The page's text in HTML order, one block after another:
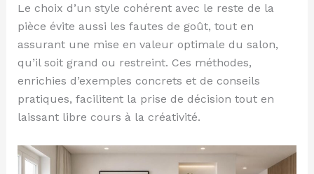
Le choix d’un style cohérent avec le reste de la
pièce évite aussi les fautes de goût, tout en
assurant une mise en valeur optimale du salon,
qu’il soit grand ou restreint. Ces méthodes,
enrichies d’exemples concrets et de conseils
pratiques, facilitent la prise de décision tout en
laissant libre cours à la créativité.